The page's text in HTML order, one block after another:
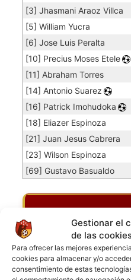
Gestionar el
de las
Para ofrecer las mejores
cookies para almacenar y/o
consentimiento de estas
[3] Jhasmani Araoz Villca
[5] William Yucra
[6] Jose Luis Peralta
[10] Precius Moses Etele
[11] Abraham Torres
[14] Antonio Suarez
[16] Patrick Imohudoka
[18] Eliazer Espinoza
[21] Juan Jesus Cabrera
[23] Wilson Espinoza
[69] Gustavo Basualdo
Jugador
Porteros